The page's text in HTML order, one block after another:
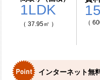
1LDK
（ 37.95㎡ ）
（
インターネット無